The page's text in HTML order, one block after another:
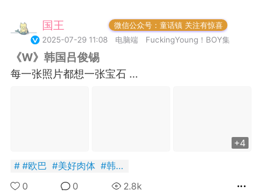
国王
微信公众号：童话镇 关注有惊喜
2025-07-29 11:08
电脑端 FuckingYoung！BOY集
《W》韩国吕俊锡
每一张照片都想一张宝石 ...
+4
#欧巴 #美好肉体 #韩国
0
0 2.8k